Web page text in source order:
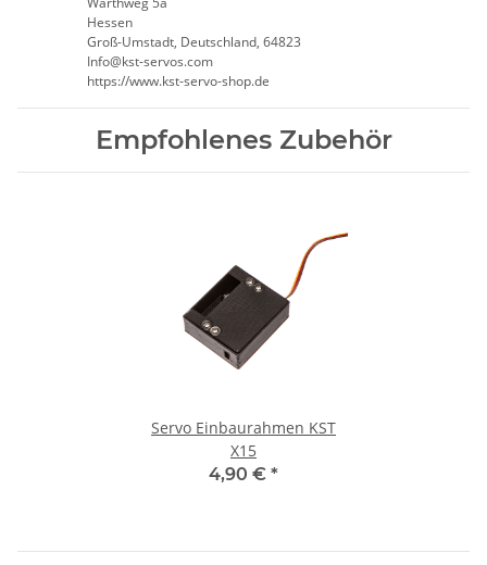
Hessen
Groß-Umstadt, Deutschland, 64823
Info@kst-servos.com
https://www.kst-servo-shop.de
Empfohlenes Zubehör
Servo Einbaurahmen KST
X15
4,90 € *